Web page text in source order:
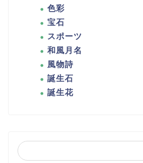
色彩
宝石
スポーツ
和風月名
風物詩
誕生石
誕生花